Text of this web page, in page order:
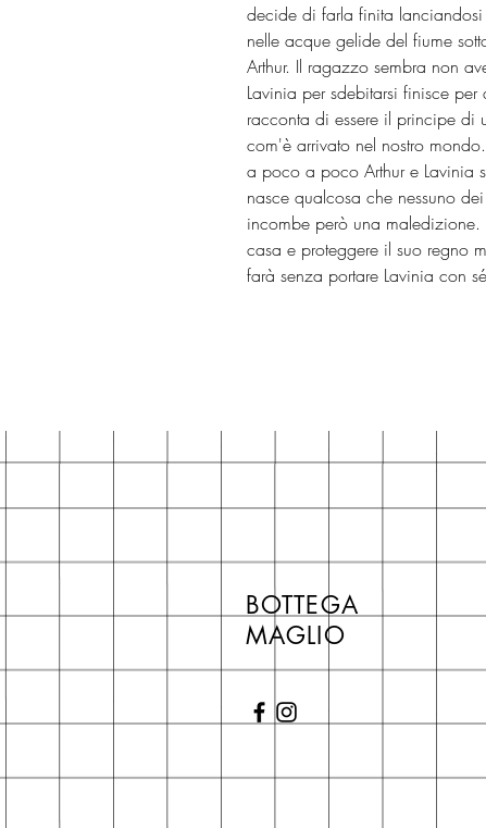
decide di farla finita
nelle acque gelide del fiume
Arthur. Il ragazzo sembra non
Lavinia per sdebitarsi finisce
racconta di essere il principe di
com'è arrivato nel nostro
a poco a poco Arthur e Lavinia
nasce qualcosa che nessuno
incombe però una maledizione.
casa e proteggere il suo regno
farà senza portare Lavinia con
BOTTEGA
MAGLIO